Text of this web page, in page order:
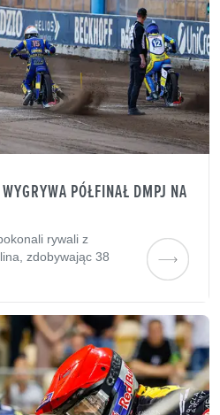
PÓŁFINAŁ DMPJ NA
rywali z
zdobywając 38